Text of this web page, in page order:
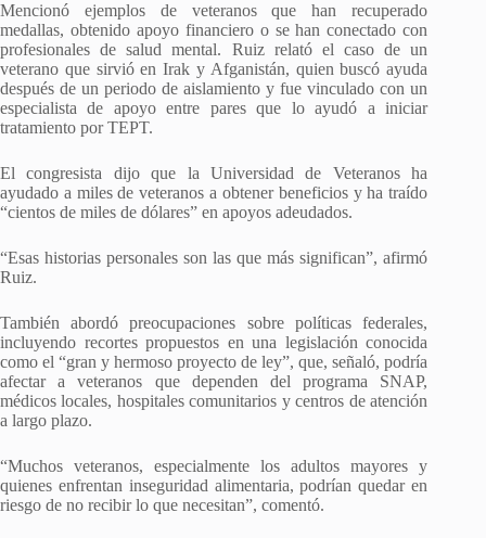
Mencionó ejemplos de veteranos que han recuperado
medallas, obtenido apoyo financiero o se han conectado con
profesionales de salud mental. Ruiz relató el caso de un
veterano que sirvió en Irak y Afganistán, quien buscó ayuda
después de un periodo de aislamiento y fue vinculado con un
especialista de apoyo entre pares que lo ayudó a iniciar
tratamiento por TEPT.
El congresista dijo que la Universidad de Veteranos ha
ayudado a miles de veteranos a obtener beneficios y ha traído
“cientos de miles de dólares” en apoyos adeudados.
“Esas historias personales son las que más significan”, afirmó
Ruiz.
También abordó preocupaciones sobre políticas federales,
incluyendo recortes propuestos en una legislación conocida
como el “gran y hermoso proyecto de ley”, que, señaló, podría
afectar a veteranos que dependen del programa SNAP,
médicos locales, hospitales comunitarios y centros de atención
a largo plazo.
“Muchos veteranos, especialmente los adultos mayores y
quienes enfrentan inseguridad alimentaria, podrían quedar en
riesgo de no recibir lo que necesitan”, comentó.